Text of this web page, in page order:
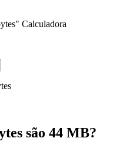
Calculadora
são 44 MB?